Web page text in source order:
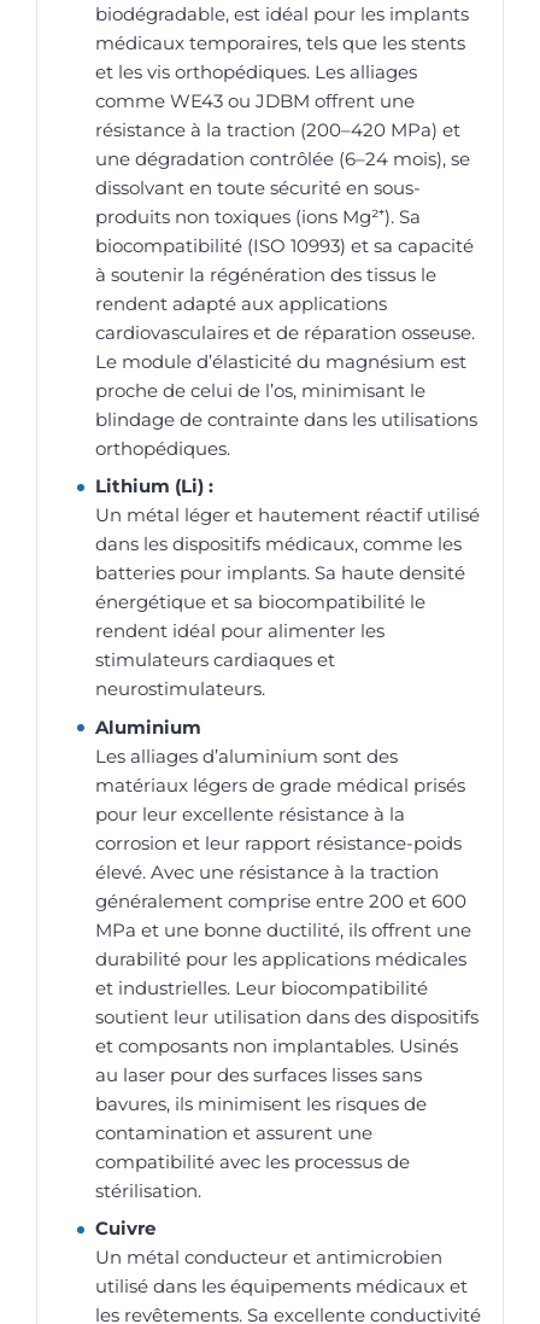
biodégradable, est idéal pour les implants
médicaux temporaires, tels que les stents
et les vis orthopédiques. Les alliages
comme WE43 ou JDBM offrent une
résistance à la traction (200–420 MPa) et
une dégradation contrôlée (6–24 mois), se
dissolvant en toute sécurité en sous-
produits non toxiques (ions Mg²⁺). Sa
biocompatibilité (ISO 10993) et sa capacité
à soutenir la régénération des tissus le
rendent adapté aux applications
cardiovasculaires et de réparation osseuse.
Le module d’élasticité du magnésium est
proche de celui de l’os, minimisant le
blindage de contrainte dans les utilisations
orthopédiques.
Lithium (Li) :
Un métal léger et hautement réactif utilisé
dans les dispositifs médicaux, comme les
batteries pour implants. Sa haute densité
énergétique et sa biocompatibilité le
rendent idéal pour alimenter les
stimulateurs cardiaques et
neurostimulateurs.
Aluminium
Les alliages d’aluminium sont des
matériaux légers de grade médical prisés
pour leur excellente résistance à la
corrosion et leur rapport résistance-poids
élevé. Avec une résistance à la traction
généralement comprise entre 200 et 600
MPa et une bonne ductilité, ils offrent une
durabilité pour les applications médicales
et industrielles. Leur biocompatibilité
soutient leur utilisation dans des dispositifs
et composants non implantables. Usinés
au laser pour des surfaces lisses sans
bavures, ils minimisent les risques de
contamination et assurent une
compatibilité avec les processus de
stérilisation.
Cuivre
Un métal conducteur et antimicrobien
utilisé dans les équipements médicaux et
les revêtements. Sa excellente conductivité